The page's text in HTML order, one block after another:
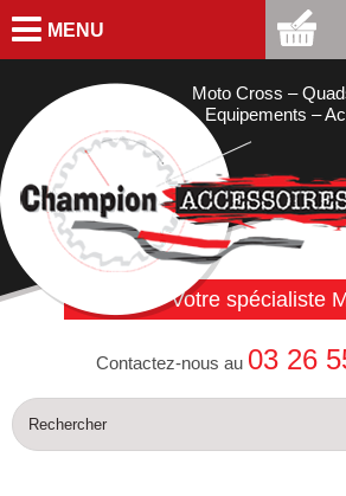
MENU
Moto Cross –
Equipements –
Votre spécialiste
Contactez-nous au 03 26